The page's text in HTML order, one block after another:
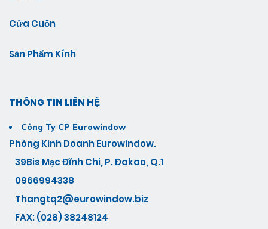
Cửa Cuốn
Sản Phẩm Kính
THÔNG TIN LIÊN HỆ
Công Ty CP Eurowindow
Phòng Kinh Doanh Eurowindow.
39Bis Mạc Đĩnh Chi, P. Đakao, Q.1
0966994338
Thangtq2@eurowindow.biz
FAX: (028) 38248124